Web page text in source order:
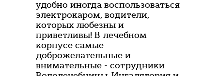
удобно иногда воспользоваться
электрокаром, водители,
которых любезны и
приветливы! В лечебном
корпусе самые
доброжелательные и
внимательные - сотрудники